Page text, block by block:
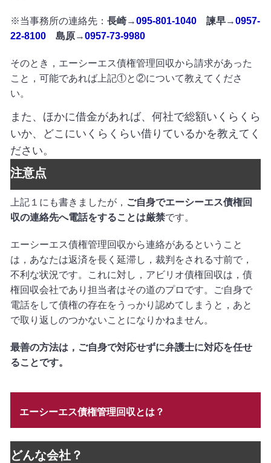
※当事務所の連絡先： 長崎→095-801-1040 諫早→0957-
22-8100 島原→0957-73-9980
そのとき，エーシーエス債権管理回収から請求があった
こと，可能であれば上記①と②について教えてくださ
い。
また、ほかに借金があれば、何社で総額いくらくら
いか、どこにいくらくらい借りているかを教えてく
ださい。
注意点
上記１にも書きましたが， ご自身でエーシーエス債権回
収の連絡先へ電話をすることは厳禁です。
エーシーエス債権管理回収から連絡があるということ
は，あなたは返済を長く延滞し，裁判をされる寸前で，
不利な状況です。これに対し，アビリオ債権回収は，債
権回収会社であり担当者はその道のプロです。ご自身で
電話をして債権の存在をうっかり認めてしまうと，あと
で取り返しのつかないことになりかねません。
最善の方法は，ご自身で対応せずに弁護士に対応を任せ
ることです。
エーシーエス債権管理回収 とは？
どんな会社？